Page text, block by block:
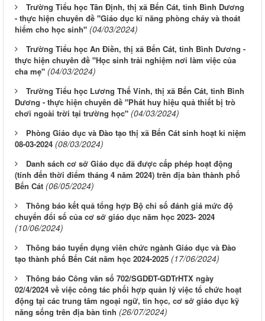
Trường Tiểu học Tân Định, thị xã Bến Cát, tỉnh Bình Dương
- thực hiện chuyên đề "Giáo dục kĩ năng phòng cháy và thoát
hiểm cho học sinh" (04/03/2024)
Trường Tiểu học An Điền, thị xã Bến Cát, tỉnh Bình Dương -
thực hiện chuyên đề "Học sinh trải nghiệm nơi làm việc của
cha mẹ" (04/03/2024)
Trường Tiểu học Lương Thế Vinh, thị xã Bến Cát, tỉnh Bình
Dương - thực hiện chuyên đề "Phát huy hiệu quả thiết bị trò
chơi ngoài trời tại trường học" (04/03/2024)
Phòng Giáo dục và Đào tạo thị xã Bến Cát sinh hoạt kỉ niệm
08-03-2024 (08/03/2024)
Danh sách cơ sở Giáo dục đã được cấp phép hoạt động
(tính đến thời điểm tháng 4 năm 2024) trên địa bàn thành phố
Bến Cát (06/05/2024)
Thông báo kết quả tổng hợp Bộ chỉ số đánh giá mức độ
chuyển đổi số của cơ sở giáo dục năm học 2023- 2024
(10/06/2024)
Thông báo tuyển dụng viên chức ngành Giáo dục và Đào
tạo thành phố Bến Cát năm học 2024-2025 (17/06/2024)
Thông báo Công văn số 702/SGDĐT-GDTrHTX ngày
02/4/2024 về việc công tác phối hợp quản lý việc tổ chức hoạt
động tại các trung tâm ngoại ngữ, tin học, cơ sở giáo dục kỹ
năng sống trên địa bàn tỉnh (26/07/2024)